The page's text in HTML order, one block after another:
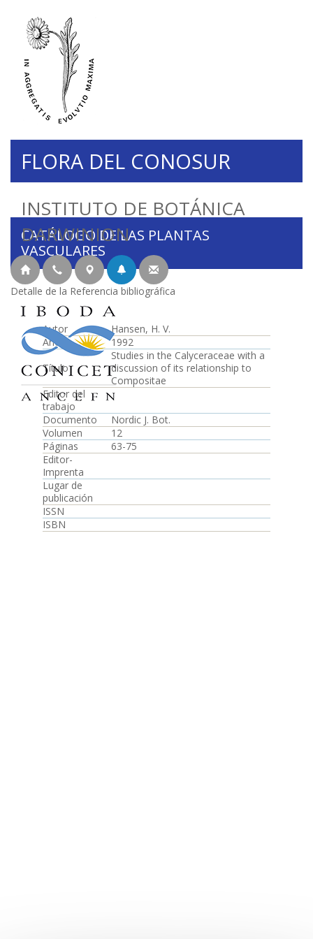
INSTITUTO DE BOTÁNICA
DARWINION
FLORA DEL CONOSUR
CATÁLOGO DE LAS PLANTAS
VASCULARES
Detalle de la Referencia bibliográfica
Autor
Hansen, H. V.
Año
1992
Título
Studies in the Calyceraceae with a
discussion of its relationship to
Compositae
Editor del
trabajo
Documento
Nordic J. Bot.
Volumen
12
Páginas
63-75
Editor-
Imprenta
Lugar de
publicación
ISSN
ISBN